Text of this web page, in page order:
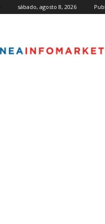
sábado, agosto 8, 2026